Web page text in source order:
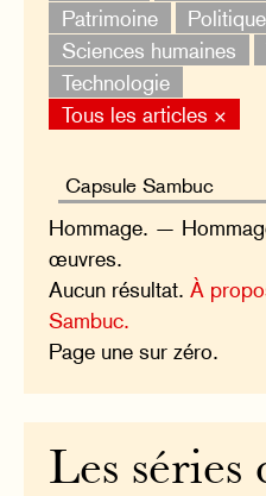
Patrimoine
Sciences humaines
Technologie
Tous les articles ×
Hommage. —
œuvres.
Aucun résultat.À
Sambuc.
Page une sur zéro.
Les séries